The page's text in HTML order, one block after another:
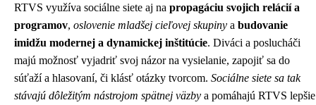
RTVS využíva sociálne siete aj na propagáciu svojich relácií a
programov, oslovenie mladšej cieľovej skupiny a budovanie
imidžu modernej a dynamickej inštitúcie. Diváci a poslucháči
majú možnosť vyjadriť svoj názor na vysielanie, zapojiť sa do
súťaží a hlasovaní, či klásť otázky tvorcom. Sociálne siete sa tak
stávajú dôležitým nástrojom spätnej väzby a pomáhajú RTVS lepšie